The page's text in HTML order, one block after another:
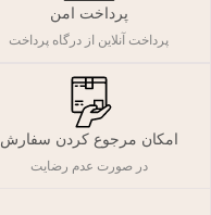
پرداخت امن
پرداخت آنلاین از درگاه پرداخت
امکان مرجوع کردن سفارش
در صورت عدم رضایت